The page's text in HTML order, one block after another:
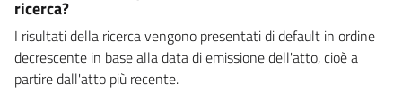
ricerca?
I risultati della ricerca vengono presentati di default in ordine
decrescente in base alla data di emissione dell'atto, cioè a
partire dall'atto più recente.